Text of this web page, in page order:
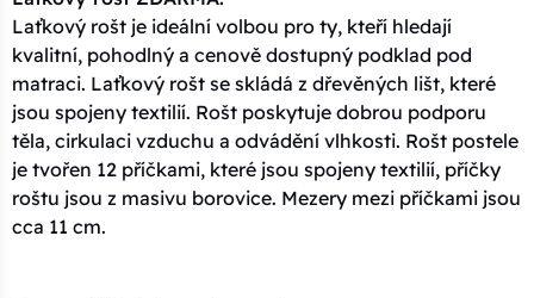
Laťkový rošt je ideální volbou pro ty, kteří hledají
kvalitní, pohodlný a cenově dostupný podklad pod
matraci. Laťkový rošt se skládá z dřevěných lišt, které
jsou spojeny textilií. Rošt poskytuje dobrou podporu
těla, cirkulaci vzduchu a odvádění vlhkosti. Rošt postele
je tvořen 12 příčkami, které jsou spojeny textilií, příčky
roštu jsou z masivu borovice. Mezery mezi příčkami jsou
cca 11 cm.